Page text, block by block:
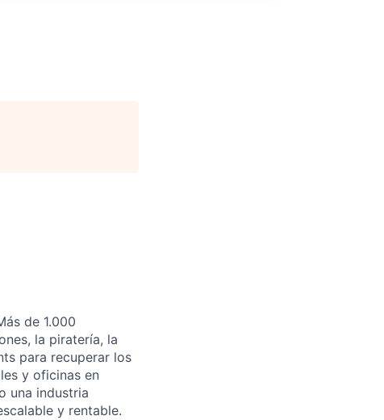
de 1.000
la piratería, la
para recuperar los
y oficinas en
una industria
y rentable.